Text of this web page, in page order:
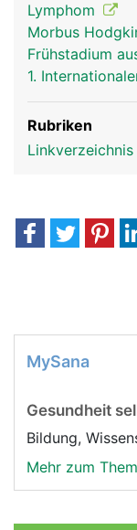
Lymphom
Morbus
Frühstadium
1.
Rubriken
Linkverzeichnis
MySana
Gesundheit
Bildung,
Mehr zum